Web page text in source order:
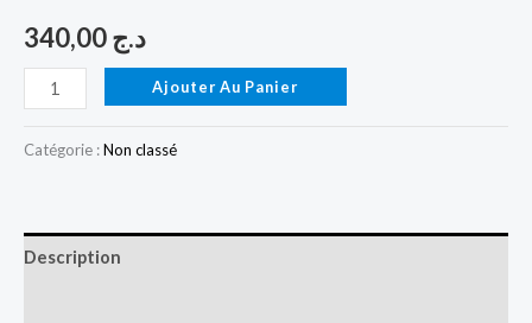
د.ج
Ajouter Au Panier
Catégorie :Non classé
Description